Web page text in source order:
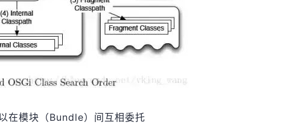
在模块（Bundle）间互相委托